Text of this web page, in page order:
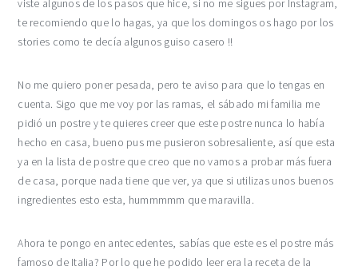
viste algunos de los pasos que hice, si no me sigues por Instagram,
te recomiendo que lo hagas, ya que los domingos os hago por los
stories como te decía algunos guiso casero !!
No me quiero poner pesada, pero te aviso para que lo tengas en
cuenta. Sigo que me voy por las ramas, el sábado mi familia me
pidió un postre y te quieres creer que este postre nunca lo había
hecho en casa, bueno pus me pusieron sobresaliente, así que esta
ya en la lista de postre que creo que no vamos a probar más fuera
de casa, porque nada tiene que ver, ya que si utilizas unos buenos
ingredientes esto esta, hummmmm que maravilla.
Ahora te pongo en antecedentes, sabías que este es el postre más
famoso de Italia? Por lo que he podido leer era la receta de la